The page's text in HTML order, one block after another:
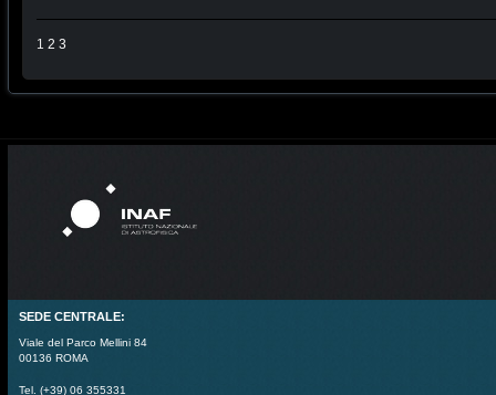
1 2 3
SEDE CENTRALE:
Viale del Parco Mellini 84
00136 ROMA
Tel. (+39) 06 355331